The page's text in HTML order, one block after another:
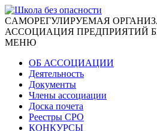
CАМОРЕГУЛИРУЕМАЯ
АССОЦИАЦИЯ ПРЕДПРИЯТИЙ
МЕНЮ
ОБ АССОЦИАЦИИ
Деятельность
Документы
Члены ассоциации
Доска почета
Реестры СРО
КОНКУРСЫ